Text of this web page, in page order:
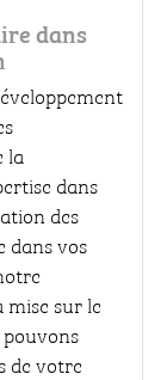
dans
la
dans
des
dans vos
mise sur le
de votre